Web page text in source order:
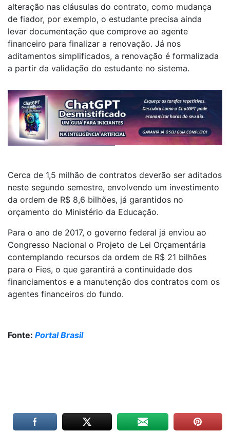
alteração nas cláusulas do contrato, como mudança
de fiador, por exemplo, o estudante precisa ainda
levar documentação que comprove ao agente
financeiro para finalizar a renovação. Já nos
aditamentos simplificados, a renovação é formalizada
a partir da validação do estudante no sistema.
Cerca de 1,5 milhão de contratos deverão ser aditados
neste segundo semestre, envolvendo um investimento
da ordem de R$ 8,6 bilhões, já garantidos no
orçamento do Ministério da Educação.
Para o ano de 2017, o governo federal já enviou ao
Congresso Nacional o Projeto de Lei Orçamentária
contemplando recursos da ordem de R$ 21 bilhões
para o Fies, o que garantirá a continuidade dos
financiamentos e a manutenção dos contratos com os
agentes financeiros do fundo.
Fonte: Portal Brasil